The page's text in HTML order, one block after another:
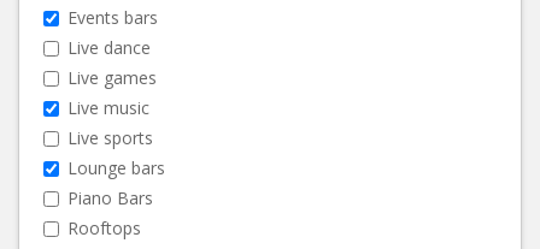
Events bars
Live dance
Live games
Live music
Live sports
Lounge bars
Piano Bars
Rooftops